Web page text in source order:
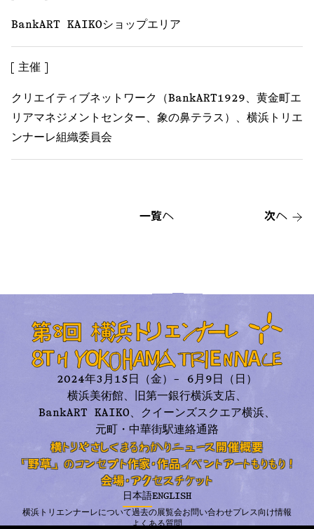
BankART KAIKOショップエリア
主催
クリエイティブネットワーク（BankART1929、黄金町エ
リアマネジメントセンター、象の鼻テラス）、 横浜トリエ
ンナーレ組織委員会
次へ
一覧へ
2024年3月15日（金）– 6月9日（日）
横浜美術館、旧第一銀行横浜支店、
BankART KAIKO、
クイーンズスクエア横浜、
元町・中華街駅連絡通路
横トリやさしくまるわかりニュース 開催概要
「野草」のコンセプト作家・作品イベントアートもりもり！
会場・アクセスチケット
日本語ENGLISH
横浜トリエンナーレについて過去の展覧会お問い合わせプレス向け情報
よくある質問